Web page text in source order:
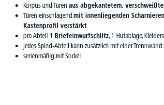
Korpus und Türen aus abgekantetem,
Türen einschlagend mit innenliegenden Scharnieren
Kastenprofil verstärkt
pro Abteil 1 Briefeinwurfschlitz, 1 Hutablage,
jedes Spind-Abteil kann zusätzlich mit einer
serienmäßig mit Sockel